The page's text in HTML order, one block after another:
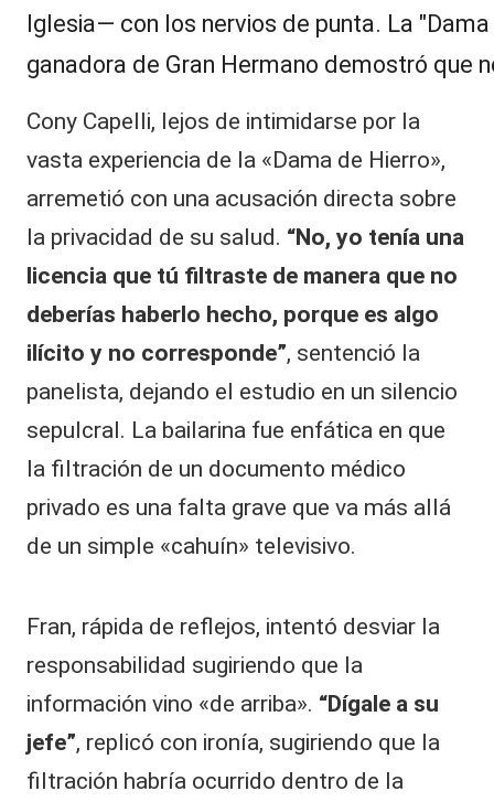
Cony Capelli, lejos de intimidarse por la
vasta experiencia de la «Dama de Hierro»,
arremetió con una acusación directa sobre
la privacidad de su salud. “No, yo tenía una
licencia que tú filtraste de manera que no
deberías haberlo hecho, porque es algo
ilícito y no corresponde”, sentenció la
panelista, dejando el estudio en un silencio
sepulcral. La bailarina fue enfática en que
la filtración de un documento médico
privado es una falta grave que va más allá
de un simple «cahuín» televisivo.
Fran, rápida de reflejos, intentó desviar la
responsabilidad sugiriendo que la
información vino «de arriba». “Dígale a su
jefe”, replicó con ironía, sugiriendo que la
filtración habría ocurrido dentro de la